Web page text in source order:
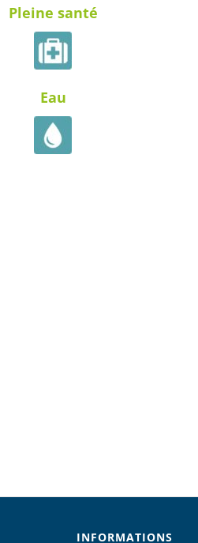
Pleine santé
Eau
INFORMATIONS